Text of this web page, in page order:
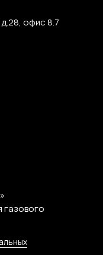
офис 8.7
газового